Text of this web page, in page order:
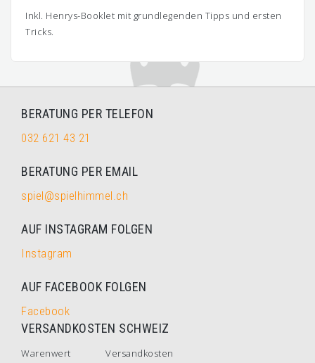
Inkl. Henrys-Booklet mit grundlegenden Tipps und ersten
Tricks.
BERATUNG PER TELEFON
032 621 43 21
BERATUNG PER EMAIL
spiel@spielhimmel.ch
AUF INSTAGRAM FOLGEN
Instagram
AUF FACEBOOK FOLGEN
Facebook
VERSANDKOSTEN SCHWEIZ
Warenwert
Versandkosten